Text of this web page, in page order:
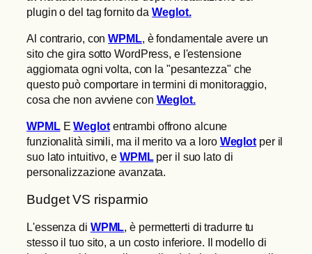
plugin o del tag fornito daWeglot.
Al contrario, conWPML, è fondamentale avere un
sito che gira sotto WordPress, e l'estensione
aggiornata ogni volta, con la "pesantezza" che
questo può comportare in termini di monitoraggio,
cosa che non avviene con Weglot.
WPMLEWeglotentrambi offrono alcune
funzionalità simili, ma il merito va a loro Weglot per il
suo lato intuitivo, e WPMLper il suo lato di
personalizzazione avanzata.
Budget VS risparmio
L'essenza di WPML, è permetterti di tradurre tu
stesso il tuo sito, a un costo inferiore. Il modello di